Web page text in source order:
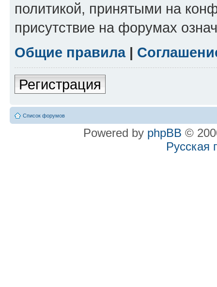
политикой, принятыми на
присутствие на форумах
Общие правила|
Регистрация
Список форумов
Powered by phpBB ©
Русская